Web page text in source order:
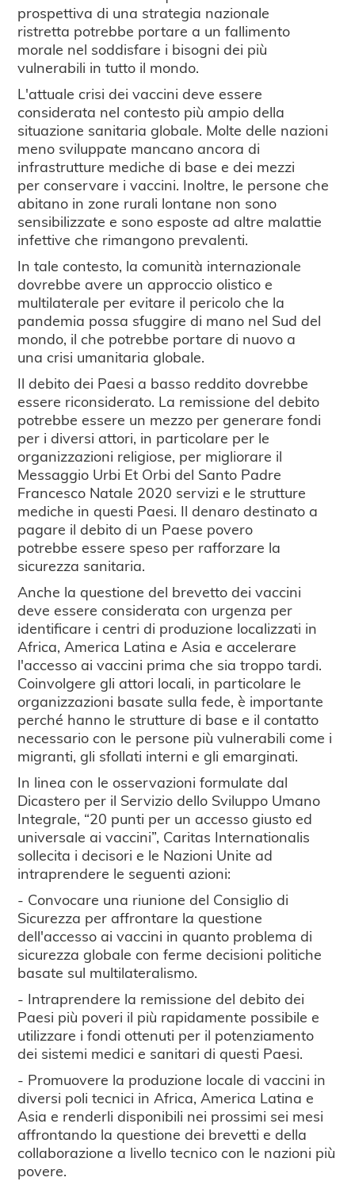
prospettiva di una strategia nazionale
ristretta potrebbe portare a un fallimento
morale nel soddisfare i bisogni dei più
vulnerabili in tutto il mondo.
L'attuale crisi dei vaccini deve essere
considerata nel contesto più ampio della
situazione sanitaria globale. Molte delle nazioni
meno sviluppate mancano ancora di
infrastrutture mediche di base e dei mezzi
per conservare i vaccini. Inoltre, le persone che
abitano in zone rurali lontane non sono
sensibilizzate e sono esposte ad altre malattie
infettive che rimangono prevalenti.
In tale contesto, la comunità internazionale
dovrebbe avere un approccio olistico e
multilaterale per evitare il pericolo che la
pandemia possa sfuggire di mano nel Sud del
mondo, il che potrebbe portare di nuovo a
una crisi umanitaria globale.
Il debito dei Paesi a basso reddito dovrebbe
essere riconsiderato. La remissione del debito
potrebbe essere un mezzo per generare fondi
per i diversi attori, in particolare per le
organizzazioni religiose, per migliorare il
Messaggio Urbi Et Orbi del Santo Padre
Francesco Natale 2020 servizi e le strutture
mediche in questi Paesi. Il denaro destinato a
pagare il debito di un Paese povero
potrebbe essere speso per rafforzare la
sicurezza sanitaria.
Anche la questione del brevetto dei vaccini
deve essere considerata con urgenza per
identificare i centri di produzione localizzati in
Africa, America Latina e Asia e accelerare
l'accesso ai vaccini prima che sia troppo tardi.
Coinvolgere gli attori locali, in particolare le
organizzazioni basate sulla fede, è importante
perché hanno le strutture di base e il contatto
necessario con le persone più vulnerabili come i
migranti, gli sfollati interni e gli emarginati.
In linea con le osservazioni formulate dal
Dicastero per il Servizio dello Sviluppo Umano
Integrale, “20 punti per un accesso giusto ed
universale ai vaccini”, Caritas Internationalis
sollecita i decisori e le Nazioni Unite ad
intraprendere le seguenti azioni:
- Convocare una riunione del Consiglio di
Sicurezza per affrontare la questione
dell'accesso ai vaccini in quanto problema di
sicurezza globale con ferme decisioni politiche
basate sul multilateralismo.
- Intraprendere la remissione del debito dei
Paesi più poveri il più rapidamente possibile e
utilizzare i fondi ottenuti per il potenziamento
dei sistemi medici e sanitari di questi Paesi.
- Promuovere la produzione locale di vaccini in
diversi poli tecnici in Africa, America Latina e
Asia e renderli disponibili nei prossimi sei mesi
affrontando la questione dei brevetti e della
collaborazione a livello tecnico con le nazioni più
povere.